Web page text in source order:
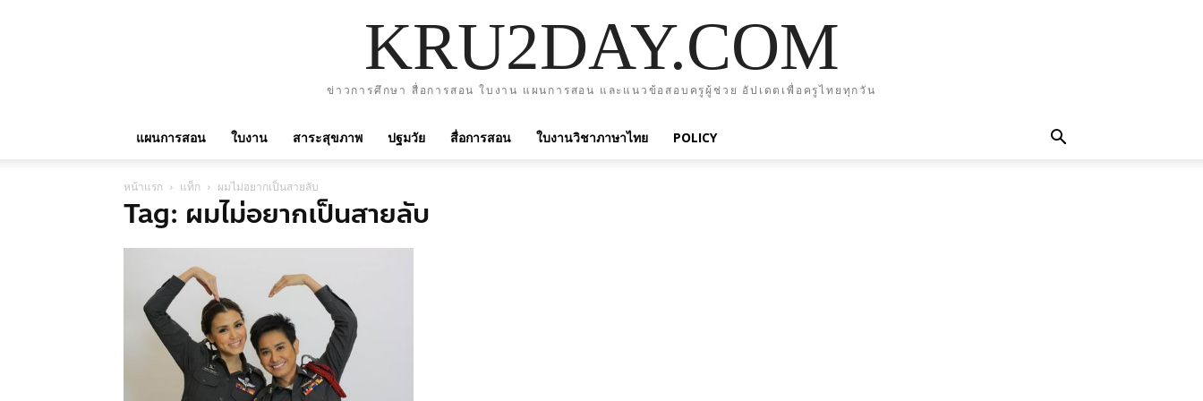
KRU2DAY.COM
ข่าวการศึกษา สื่อการสอน ใบงาน แผนการสอน และแนวข้อสอบครูผู้ช่วย อัปเดตเพื่อครูไทยทุกวัน
แผนการสอน ใบงาน สาระสุขภาพ ปฐมวัย สื่อการสอน ใบงานวิชาภาษาไทย POLICY
หน้าแรก แท็ก ผมไม่อยากเป็นสายลับ
Tag: ผมไม่อยากเป็นสายลับ